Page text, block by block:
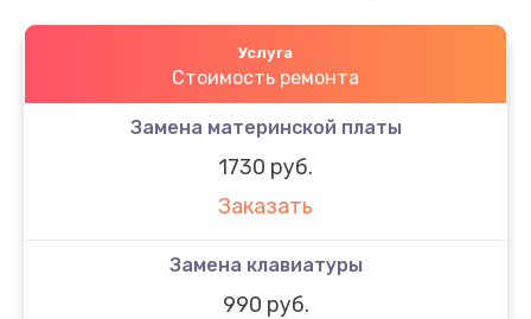
Услуга
Стоимость ремонта
Замена материнской платы
1730 руб.
Заказать
Замена клавиатуры
990 руб.